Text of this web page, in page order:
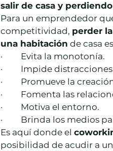
salir de casa y
Para un emprendedor
competitividad, perder
una habitación de casa
·         Evita la monotonía.
·         Impide
·         Promueve la
·         Fomenta las
·         Motiva el entorno.
·         Brinda los medios
Es aquí donde el
posibilidad de acudir a